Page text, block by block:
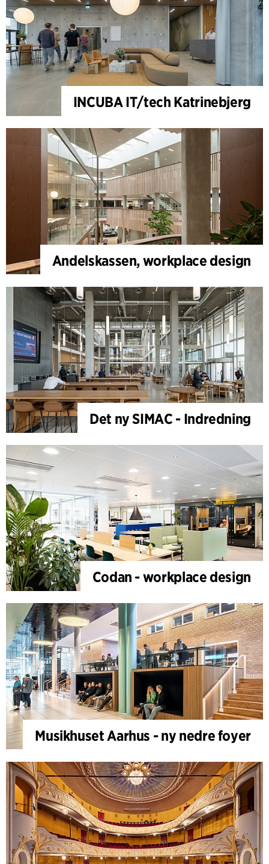
INCUBA IT/tech Katrinebjerg
Andelskassen, workplace design
Det ny SIMAC - Indredning
Codan - workplace design
Musikhuset Aarhus - ny nedre foyer